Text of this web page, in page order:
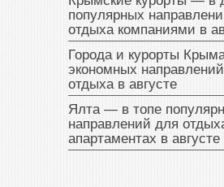
популярных
отдыха компаниями в
Города и курорты
экономных
отдыха в августе
Ялта — в топе
направлений для
апартаментах в августе